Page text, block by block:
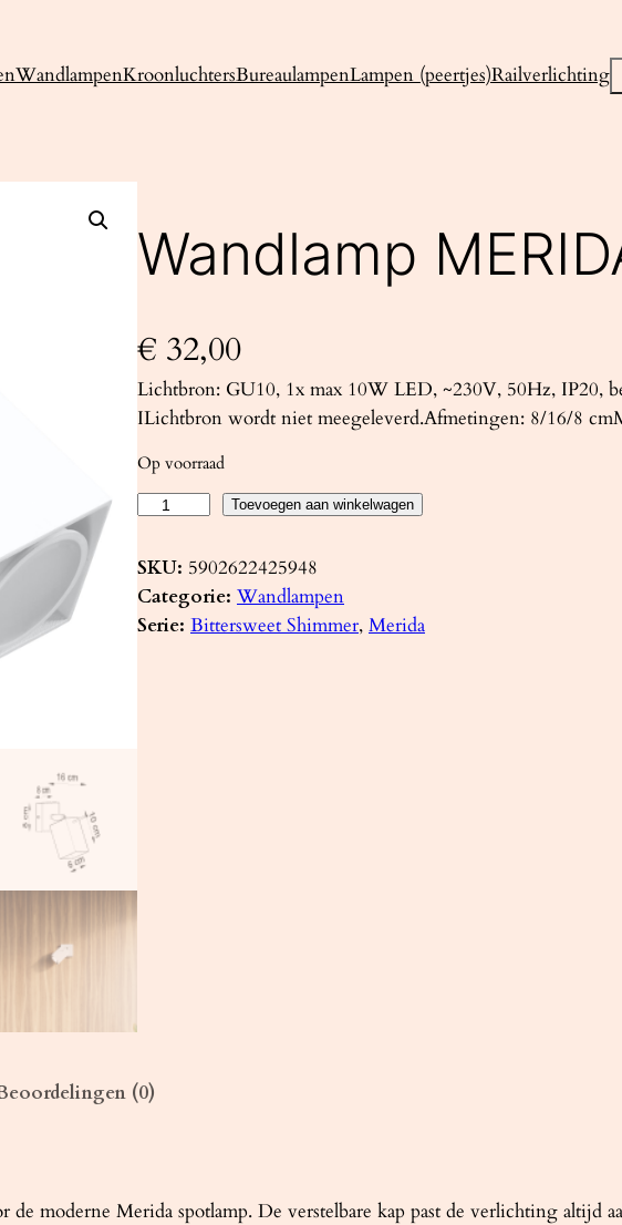
WandlampenKroonluchtersBureaulampenLampen (peertjes)Railverlichting
Wandlamp
€ 32,00
Lichtbron: GU10, 1x max 10W LED, ~230V, 50Hz, IP20,
ILichtbron wordt niet meegeleverd.Afmetingen: 8/16/8
Op voorraad
n
d
l
w
a
t
a
Toevoegen aan winkelwagen
SKU: 5902622425948
Categorie: Wandlampen
Serie: Bittersweet Shimmer, Merida
(0)
moderne Merida spotlamp. De verstelbare kap past de verlichting altijd